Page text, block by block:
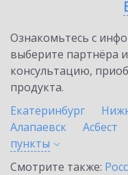
Ознакомьтесь с
выберите партнёра
консультацию,
продукта.
Екатеринбург
Алапаевск
Асбест
пункты
Смотрите также: